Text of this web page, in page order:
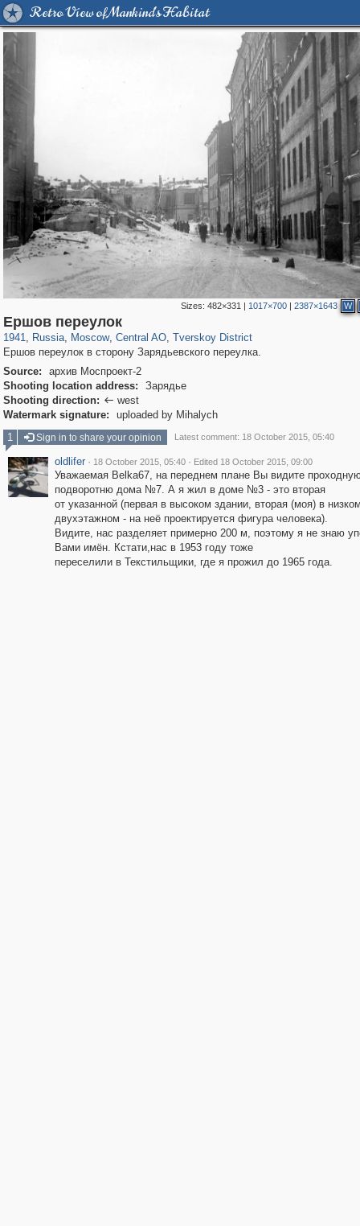
Retro View of Mankind's Habitat
Sizes:482×331 | 1017×700 |2387×1643 W
Ершов переулок
1941, Russia
1,405,779 29,243
, Moscow
319,716 8,286
, Central AO
159,930
, Tverskoy District
Ершов переулок в сторону Зарядьевского переулка.
Source:
архив Моспроект-2
Shooting location address:
Зарядье
Shooting direction:  west
Watermark signature:
uploaded by Mihalych
1
Sign in to share your opinion Latest comment: 18 October 2015, 05:40
oldlifer · 18 October 2015, 05:40 · Edited 18 October 2015, 09:00
Уважаемая Belka67, на переднем плане Вы видите
подворотню дома №7. А я жил в доме №3 - это вторая
от указанной (первая в высоком здании, вторая (моя) в
двухэтажном - на неё проектируется фигура человека).
Видите, нас разделяет примерно 200 м, поэтому я не знаю
Вами имён. Кстати,нас в 1953 году тоже
переселили в Текстильщики, где я прожил до 1965 года.